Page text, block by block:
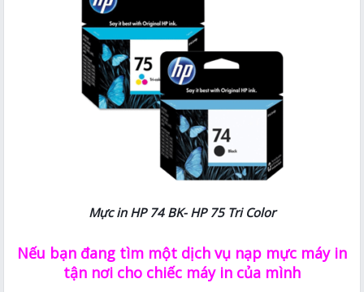
Mực in HP 74 BK- HP 75 Tri Color
Nếu bạn đang tìm một dịch vụ nạp mực máy in
tận nơi cho chiếc máy in của mình